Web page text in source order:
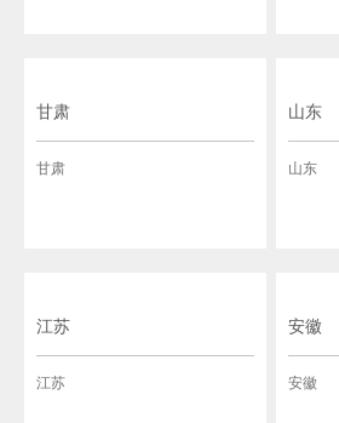
甘肃
甘肃
山东
山东
江苏
江苏
安徽
安徽